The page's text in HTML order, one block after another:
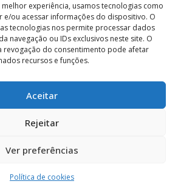
experiência, usamos tecnologias como
e/ou acessar informações do dispositivo. O
tecnologias nos permite processar dados
navegação ou IDs exclusivos neste site. O
revogação do consentimento pode afetar
recursos e funções.
Aceitar
Rejeitar
Ver preferências
Política de cookies